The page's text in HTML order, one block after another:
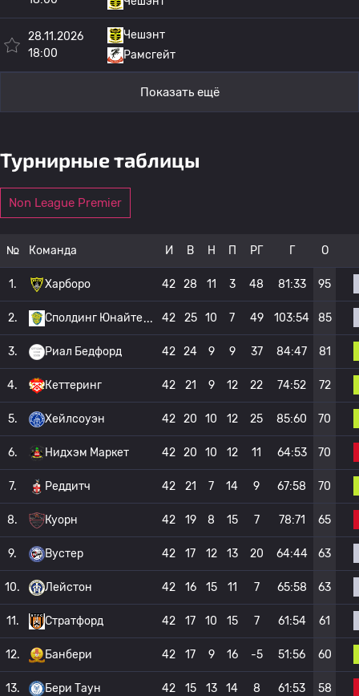
28.11.2026
18:00
Чешэнт
Рамсгейт
Показать ещё
Турнирные таблицы
Non League Premier
№ Команда И В Н П РГ Г О
1. Харборо 42 28 11 3 48 81:33 95
2. Сполдинг Юнайте 42 25 10 7 49 103:54 85
3. Риал Бедфорд 42 24 9 9 37 84:47 81
4. Кеттеринг 42 21 9 12 22 74:52 72
5. Хейлсоуэн 42 20 10 12 25 85:60 70
6. Нидхэм Маркет 42 20 10 12 11 64:53 70
7. Реддитч 42 21 7 14 9 67:58 70
8. Куорн 42 19 8 15 7 78:71 65
9. Вустер 42 17 12 13 20 64:44 63
10. Лейстон 42 16 15 11 7 65:58 63
11. Стратфорд 42 17 10 15 7 61:54 61
12. Банбери 42 17 9 16 -5 51:56 60
13. Бери Таун 42 15 13 14 8 61:53 58